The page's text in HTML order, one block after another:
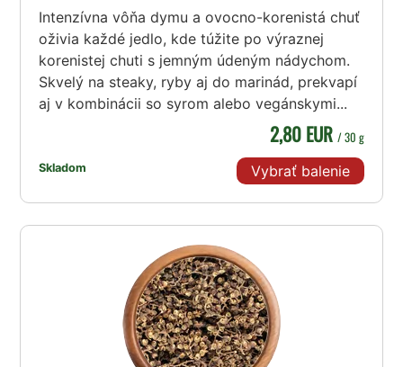
Intenzívna vôňa dymu a ovocno-korenistá chuť
oživia každé jedlo, kde túžite po výraznej
korenistej chuti s jemným údeným nádychom.
Skvelý na steaky, ryby aj do marinád, prekvapí
aj v kombinácii so syrom alebo vegánskymi...
Skladom
2,80 EUR / 30 g
Vybrať balenie